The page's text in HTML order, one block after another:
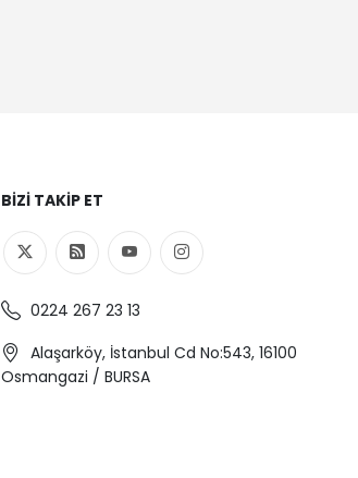
BIZI TAKIP ET
0224 267 23 13
Alaşarköy, İstanbul Cd No:543, 16100
Osmangazi / BURSA